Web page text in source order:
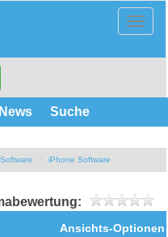
News Suche
iPhone Software
Ansichts-Optionen